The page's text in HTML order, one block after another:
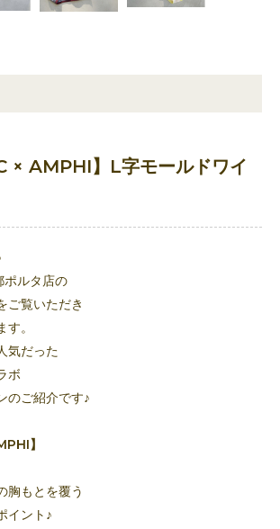
× AMPHI】L字モールドワイ
ルタ店の
ご覧いただき
。
気だった
ボ
のご紹介です♪
】
胸もとを覆う
イント♪